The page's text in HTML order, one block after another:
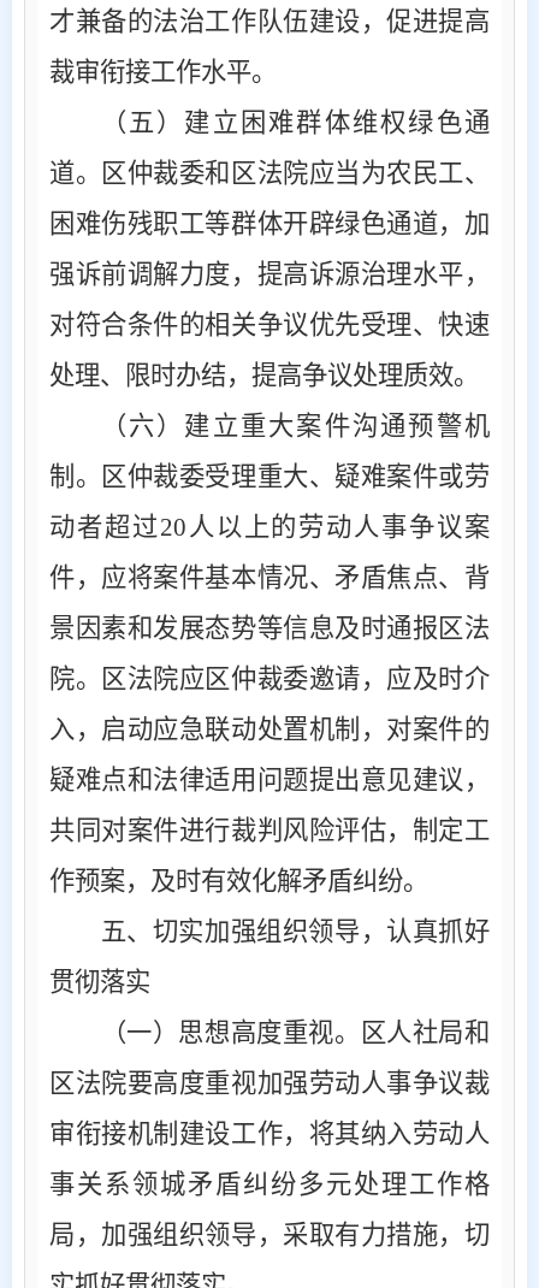
才兼备的法治工作队伍建设，促进提高
裁审衔接工作水平。
（五）建立困难群体维权绿色通
道。区仲裁委和区法院应当为农民工、
困难伤残职工等群体开辟绿色通道，加
强诉前调解力度，提高诉源治理水平，
对符合条件的相关争议优先受理、快速
处理、限时办结，提高争议处理质效。
（六）建立重大案件沟通预警机
制 。区仲裁委受理重大、疑难案件或劳
动者超过20人以上的劳动人事争议案
件，应将案件基本情况、矛盾焦点、背
景因素和发展态势等信息及时通报区法
院。区法院应区仲裁委邀请，应及时介
入，启动应急联动处置机制，对案件的
疑难点和法律适用问题提出意见建议，
共同对案件进行裁判风险评估，制定工
作预案，及时有效化解矛盾纠纷。
五、切实加强组织领导，认真抓好
贯彻落实
（一）思想高度重视。区人社局和
区法院要高度重视加强劳动人事争议裁
审衔接机制建设工作，将其纳入劳动人
事关系领城矛盾纠纷多元处理工作格
局，加强组织领导，采取有力措施，切